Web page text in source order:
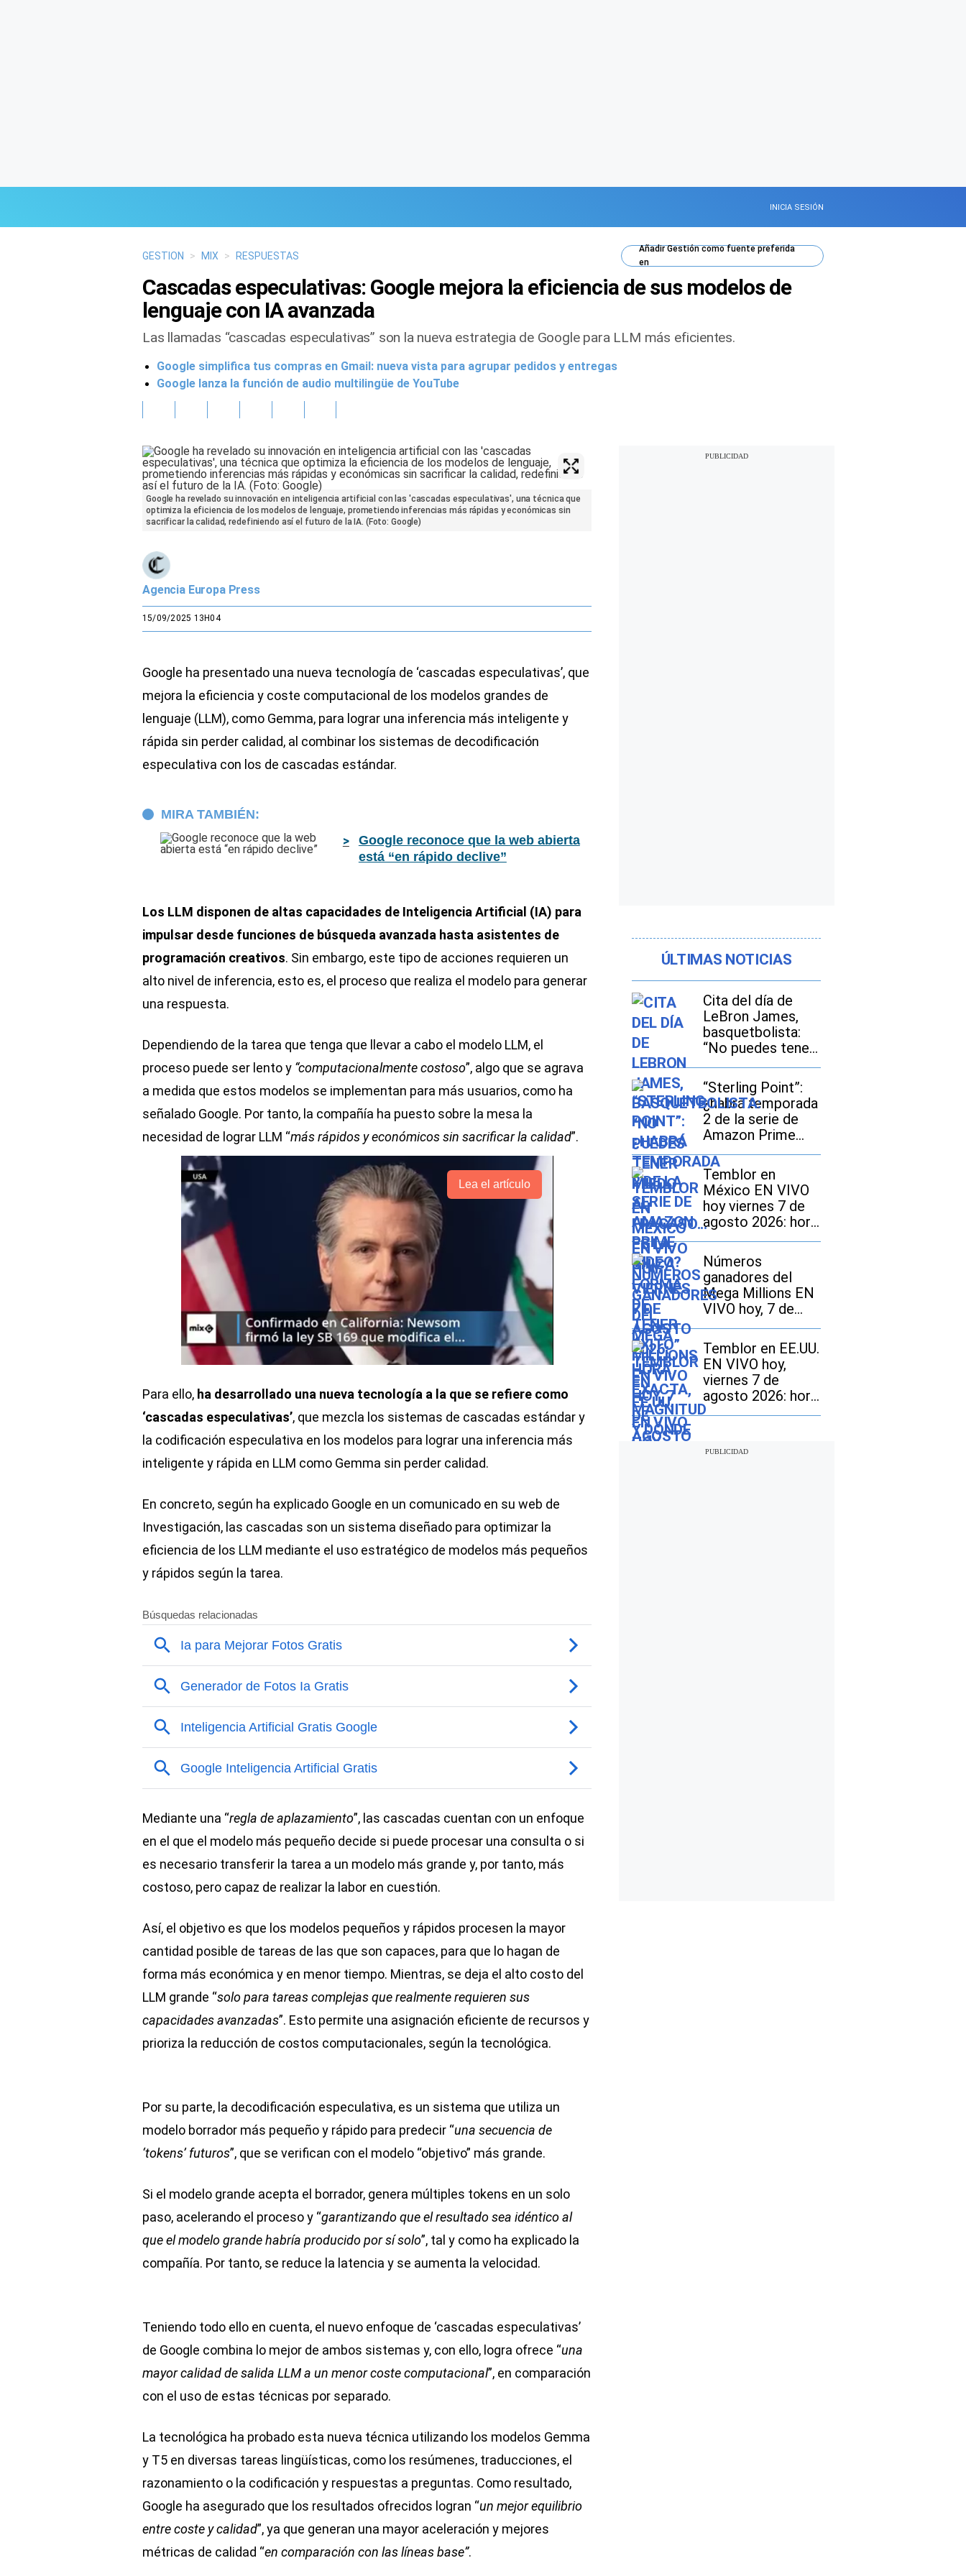
INICIA SESIÓN
GESTION > MIX > RESPUESTAS
AñadirGestióncomo fuente preferida
en
Cascadas especulativas: Google mejora la eficiencia de sus modelos de
lenguaje con IA avanzada
Las llamadas “cascadas especulativas” son la nueva estrategia de Google para LLM más eficientes.
Google simplifica tus compras en Gmail: nueva vista para agrupar pedidos y entregas
Google lanza la función de audio multilingüe de YouTube
Google ha revelado su innovación en inteligencia artificial con las 'cascadas especulativas', una técnica que
optimiza la eficiencia de los modelos de lenguaje, prometiendo inferencias más rápidas y económicas sin
sacrificar la calidad, redefiniendo así el futuro de la IA. (Foto: Google)
Agencia Europa Press
15/09/2025 13H04
Google ha presentado una nueva tecnología de ‘cascadas especulativas’, que
mejora la eficiencia y coste computacional de los modelos grandes de
lenguaje (LLM), como Gemma, para lograr una inferencia más inteligente y
rápida sin perder calidad, al combinar los sistemas de decodificación
especulativa con los de cascadas estándar.
MIRA TAMBIÉN:
Google reconoce que la web abierta
está “en rápido declive”
Los LLM disponen de altas capacidades de Inteligencia Artificial (IA) para
impulsar desde funciones de búsqueda avanzada hasta asistentes de
programación creativos. Sin embargo, este tipo de acciones requieren un
alto nivel de inferencia, esto es, el proceso que realiza el modelo para generar
una respuesta.
Dependiendo de la tarea que tenga que llevar a cabo el modelo LLM, el
proceso puede ser lento y “computacionalmente costoso”, algo que se agrava
a medida que estos modelos se implementan para más usuarios, como ha
señalado Google. Por tanto, la compañía ha puesto sobre la mesa la
necesidad de lograr LLM “más rápidos y económicos sin sacrificar la calidad”.
Lea el artículo
Para ello, ha desarrollado una nueva tecnología a la que se refiere como
‘cascadas especulativas’, que mezcla los sistemas de cascadas estándar y
la codificación especulativa en los modelos para lograr una inferencia más
inteligente y rápida en LLM como Gemma sin perder calidad.
En concreto, según ha explicado Google en un comunicado en su web de
Investigación, las cascadas son un sistema diseñado para optimizar la
eficiencia de los LLM mediante el uso estratégico de modelos más pequeños
y rápidos según la tarea.
Mediante una “regla de aplazamiento”, las cascadas cuentan con un enfoque
en el que el modelo más pequeño decide si puede procesar una consulta o si
es necesario transferir la tarea a un modelo más grande y, por tanto, más
costoso, pero capaz de realizar la labor en cuestión.
Así, el objetivo es que los modelos pequeños y rápidos procesen la mayor
cantidad posible de tareas de las que son capaces, para que lo hagan de
forma más económica y en menor tiempo. Mientras, se deja el alto costo del
LLM grande “solo para tareas complejas que realmente requieren sus
capacidades avanzadas”. Esto permite una asignación eficiente de recursos y
prioriza la reducción de costos computacionales, según la tecnológica.
Por su parte, la decodificación especulativa, es un sistema que utiliza un
modelo borrador más pequeño y rápido para predecir “una secuencia de
‘tokens’ futuros”, que se verifican con el modelo “objetivo” más grande.
Si el modelo grande acepta el borrador, genera múltiples tokens en un solo
paso, acelerando el proceso y “garantizando que el resultado sea idéntico al
que el modelo grande habría producido por sí solo”, tal y como ha explicado la
compañía. Por tanto, se reduce la latencia y se aumenta la velocidad.
Teniendo todo ello en cuenta, el nuevo enfoque de ‘cascadas especulativas’
de Google combina lo mejor de ambos sistemas y, con ello, logra ofrece “una
mayor calidad de salida LLM a un menor coste computacional”, en comparación
con el uso de estas técnicas por separado.
La tecnológica ha probado esta nueva técnica utilizando los modelos Gemma
y T5 en diversas tareas lingüísticas, como los resúmenes, traducciones, el
razonamiento o la codificación y respuestas a preguntas. Como resultado,
Google ha asegurado que los resultados ofrecidos logran “un mejor equilibrio
entre coste y calidad”, ya que generan una mayor aceleración y mejores
métricas de calidad “en comparación con las líneas base”.
ÚLTIMAS NOTICIAS
Cita del día de
LeBron James,
basquetbolista:
“No puedes tener
miedo al fracaso...
Es la única forma
de tener éxito”
“Sterling Point”:
¿habrá temporada
2 de la serie de
Amazon Prime
Video?
Temblor en
México EN VIVO
hoy viernes 7 de
agosto 2026: hora
exacta, magnitud y
dónde fue el
epicentro del
último
Números
ganadores del
Mega Millions EN
VIVO hoy, 7 de
agosto 2026: mira
los resultados del
sorteo con
jackpot de $70
millones en EE.UU.
Temblor en EE.UU.
EN VIVO hoy,
viernes 7 de
agosto 2026: hora
exacta, magnitud y
último sismo